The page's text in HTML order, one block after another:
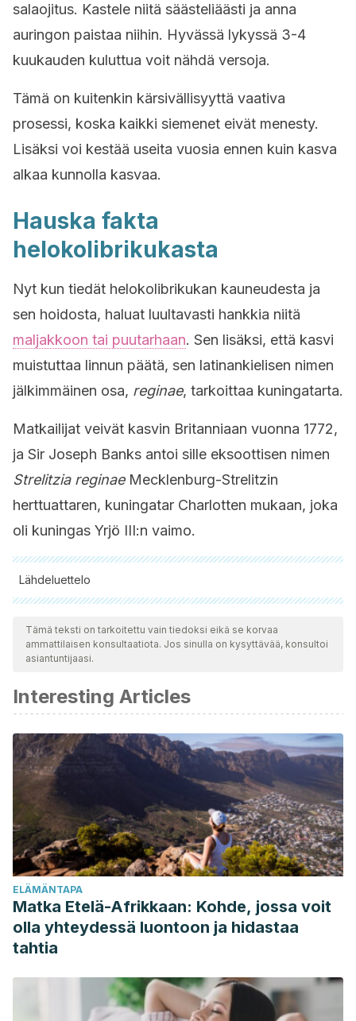
salaojitus. Kastele niitä säästeliäästi ja anna
auringon paistaa niihin. Hyvässä lykyssä 3-4
kuukauden kuluttua voit nähdä versoja.
Tämä on kuitenkin kärsivällisyyttä vaativa
prosessi, koska kaikki siemenet eivät menesty.
Lisäksi voi kestää useita vuosia ennen kuin kasva
alkaa kunnolla kasvaa.
Hauska fakta
helokolibrikukasta
Nyt kun tiedät helokolibrikukan kauneudesta ja
sen hoidosta, haluat luultavasti hankkia niitä
maljakkoon tai puutarhaan. Sen lisäksi, että kasvi
muistuttaa linnun päätä, sen latinankielisen nimen
jälkimmäinen osa, reginae, tarkoittaa kuningatarta.
Matkailijat veivät kasvin Britanniaan vuonna 1772,
ja Sir Joseph Banks antoi sille eksoottisen nimen
Strelitzia reginaeMecklenburg-Strelitzin
herttuattaren, kuningatar Charlotten mukaan, joka
oli kuningas Yrjö III:n vaimo.
Lähdeluettelo
Kaikki lainatut lähteet tarkistettiin perusteellisesti tiimimme
toimesta varmistaaksemme niiden laadun, luotettavuuden,
ajantasaisuuden ja pätevyyden. Tämän artikkelin bibliografia
Coombs, G., & Peter, C. I. (2009). Do floral traits of Strelitzia
reginae limit nectar theft by sunbirds?.South African
Journal of Botany,75(4), 751-756.
https://www.sciencedirect.com/science/article/pii/
Criley, R. A., & Halevy, A. H. (2019). Strelitzia reginae. In
CRC
Handbook of Flowering. 396-402.
https://www.taylorfrancis.com/chapters/edit/10.1201/
54/strelitzia-reginae-richard-criley-abraham-halevy.
Kronestedt-Robards, Eva & Greger, Maria & Robards,
Anthony. (2006). The nectar of Strelitzia reginae flowers.
Physiologia Plantarum,
77, 341 – 346.
https://www.researchgate.net/publication/
Monteon, A. L., & Alejo Santiago, G. (2015). Vida
Postcosecha De Inflorescencias De Ave Del Paraíso
Tämä teksti on tarkoitettu vain tiedoksi eikä se korvaa
ammattilaisen konsultaatiota. Jos sinulla on kysyttävää, konsultoi
asiantuntijaasi.
Interesting Articles
ELÄMÄNTAPA
Matka Etelä-Afrikkaan: Kohde, jossa voit
olla yhteydessä luontoon ja hidastaa
tahtia